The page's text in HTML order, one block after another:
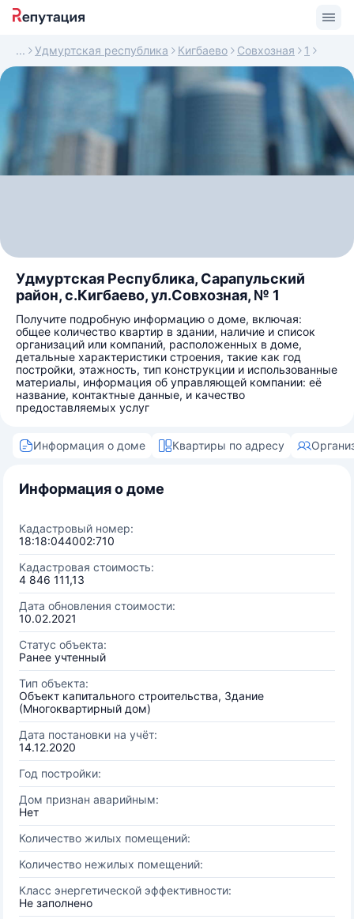
Удмуртская республика Кигбаево Совхозная 1
Удмуртская Республика, Сарапульский
район, с.Кигбаево, ул.Совхозная, № 1
Получите подробную информацию о доме, включая:
общее количество квартир в здании, наличие и список
организаций или компаний, расположенных в доме,
детальные характеристики строения, такие как год
постройки, этажность, тип конструкции и использованные
материалы, информация об управляющей компании: её
название, контактные данные, и качество
предоставляемых услуг
Информация о доме Квартиры по адресу
Информация о доме
Кадастровый номер:
18:18:044002:710
Кадастровая стоимость:
4 846 111,13
Дата обновления стоимости:
10.02.2021
Статус объекта:
Ранее учтенный
Тип объекта:
Объект капитального строительства, Здание
(Многоквартирный дом)
Дата постановки на учёт:
14.12.2020
Год постройки:
Дом признан аварийным:
Нет
Количество жилых помещений:
Количество нежилых помещений:
Класс энергетической эффективности:
Не заполнено